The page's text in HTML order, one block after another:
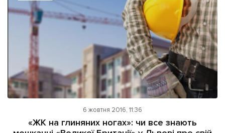
6 жовтня 2016, 11:36
«ЖК на глиняних ногах»: чи все знають